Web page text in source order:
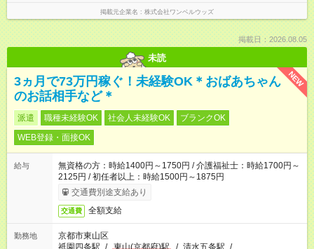
掲載元企業名 株式会社ワンベルウッズ
掲載日：2026.08.05
未読
NEW
3ヵ月で73万円稼ぐ！未経験OK＊おばあちゃん
のお話相手など＊
派遣 職種未経験OK 社会人未経験OK
ブランクOK
WEB登録・面接OK
給与
無資格の方：時給1400円～1750円 / 介護福祉士：時給1700円～
2125円 / 初任者以上：時給1500円～1875円
交通費別途支給あり
交通費 全額支給
勤務地
京都市東山区
祇園四条駅 / 東山(京都府)駅 / 清水五条駅 /